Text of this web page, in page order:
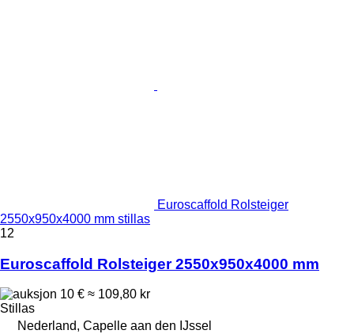
Euroscaffold Rolsteiger
2550x950x4000 mm stillas
12
Euroscaffold Rolsteiger 2550x950x4000 mm
10 € ≈ 109,80 kr
Stillas
Nederland, Capelle aan den IJssel